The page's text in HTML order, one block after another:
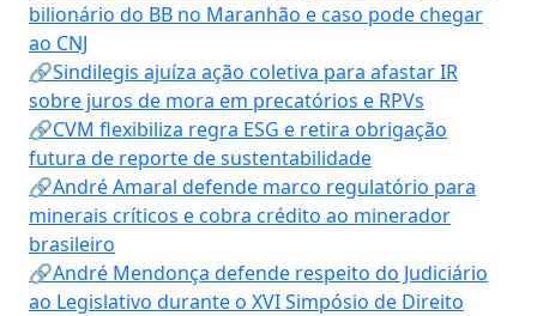
bilionário do BB no Maranhão e caso pode chegar
ao CNJ
🔗Sindilegis ajuíza ação coletiva para afastar IR
sobre juros de mora em precatórios e RPVs
🔗CVM flexibiliza regra ESG e retira obrigação
futura de reporte de sustentabilidade
🔗André Amaral defende marco regulatório para
minerais críticos e cobra crédito ao minerador
brasileiro
🔗André Mendonça defende respeito do Judiciário
ao Legislativo durante o XVI Simpósio de Direito